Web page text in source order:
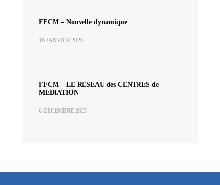
FFCM – Nouvelle dynamique
16 JANVIER 2026
FFCM – LE RESEAU des CENTRES de
MEDIATION
6 DÉCEMBRE 2025